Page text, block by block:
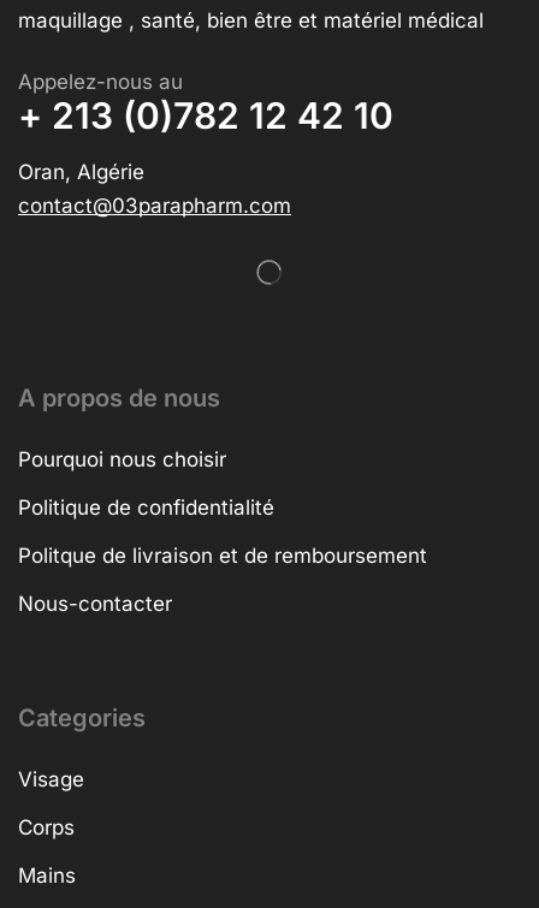
maquillage , santé, bien être et matériel médical
Appelez-nous au
+ 213 (0)782 12 42 10
Oran, Algérie
contact@03parapharm.com
A propos de nous
Pourquoi nous choisir
Politique de confidentialité
Politque de livraison et de remboursement
Nous-contacter
Categories
Visage
Corps
Mains